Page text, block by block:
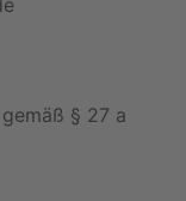
§ 27 a